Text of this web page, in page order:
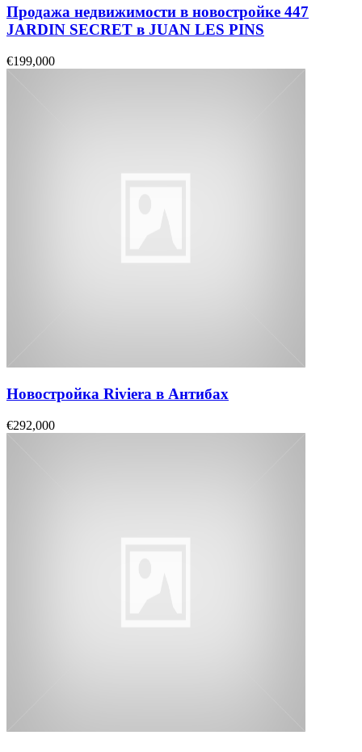
Продажа недвижимости в новостройке 447
JARDIN SECRET в JUAN LES PINS
€199,000
Новостройка Riviera в Антибах
€292,000